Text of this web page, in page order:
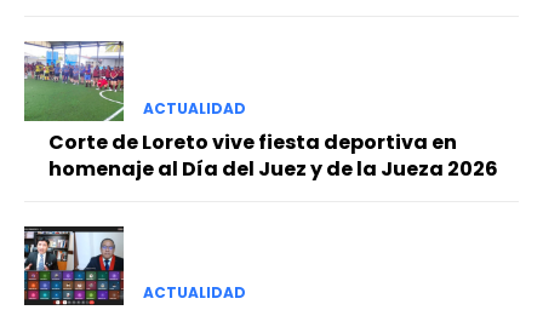
ACTUALIDAD
Corte de Loreto vive fiesta deportiva en
homenaje al Día del Juez y de la Jueza 2026
ACTUALIDAD